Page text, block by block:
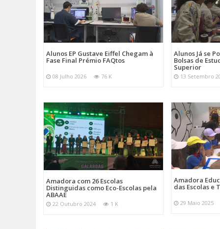
Alunos EP Gustave Eiffel Chegam à
Fase Final Prémio FAQtos
08 Julho 2026 76 K
Alunos Já se
Bolsas de
Superior
13 Setembro
Amadora com 26 Escolas
Distinguidas como Eco-Escolas pela
ABAAE
22 Outubro 2024 1 K
Amadora
das Escolas e
29 Maio 2025